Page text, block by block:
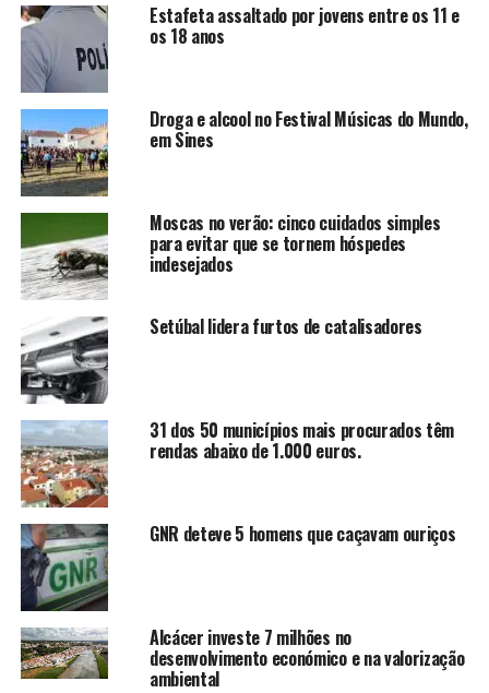
Estafeta assaltado por jovens entre os 11 e
os 18 anos
Droga e alcool no Festival Músicas do Mundo,
em Sines
Moscas no verão: cinco cuidados simples
para evitar que se tornem hóspedes
indesejados
Setúbal lidera furtos de catalisadores
31 dos 50 municípios mais procurados têm
rendas abaixo de 1.000 euros.
GNR deteve 5 homens que caçavam ouriços
Alcácer investe 7 milhões no
desenvolvimento económico e na valorização
ambiental